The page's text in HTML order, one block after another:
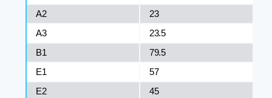
A2
23
A3
23.5
B1
79.5
E1
57
E2
45